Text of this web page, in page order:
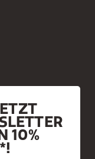
10%